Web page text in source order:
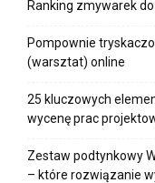
Ranking zmywarek
Pompownie
(warsztat) online
25 kluczowych
wycenę prac
Zestaw podtynkowy
– które rozwiązanie